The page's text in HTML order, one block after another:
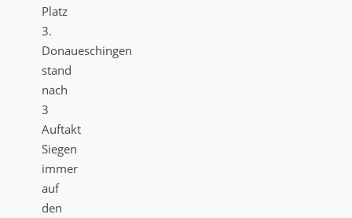
Platz
3.
Donaueschingen
stand
nach
3
Auftakt
Siegen
immer
auf
den